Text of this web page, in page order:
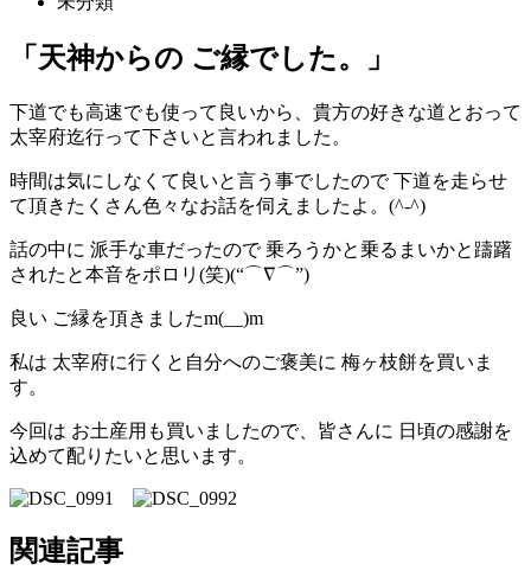
「天神からの ご縁でした。」
下道でも高速でも使って良いから、貴方の好きな道とおって
太宰府迄行って下さいと言われました。
時間は気にしなくて良いと言う事でしたので 下道を走らせ
て頂きたくさん色々なお話を伺えましたよ。(^-^)
話の中に 派手な車だったので 乗ろうかと乗るまいかと躊躇
されたと本音をポロリ(笑)(“⌒∇⌒”)
良い ご縁を頂きましたm(__)m
私は 太宰府に行くと自分へのご褒美に 梅ヶ枝餅を買いま
す。
今回は お土産用も買いましたので、皆さんに 日頃の感謝を
込めて配りたいと思います。
関連記事